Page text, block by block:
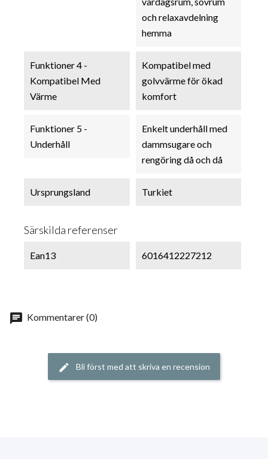
och relaxavdelning
hemma
Funktioner 4 -
Kompatibel Med
Värme
Kompatibel med
golvvärme för ökad
komfort
Funktioner 5 -
Underhåll
Enkelt underhåll med
dammsugare och
rengöring då och då
Ursprungsland Turkiet
Särskilda referenser
Ean13 6016412227212
chat Kommentarer (0)
edit Bli först med att skriva en recension